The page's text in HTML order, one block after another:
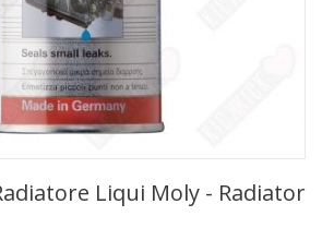
+
Liqui Moly - Radiator